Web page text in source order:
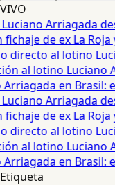
VIVO
Arriagada
de ex La Roja y
al lotino
al lotino Luciano
en Brasil:
Arriagada
de ex La Roja y
al lotino
al lotino Luciano
en Brasil:
Etiqueta